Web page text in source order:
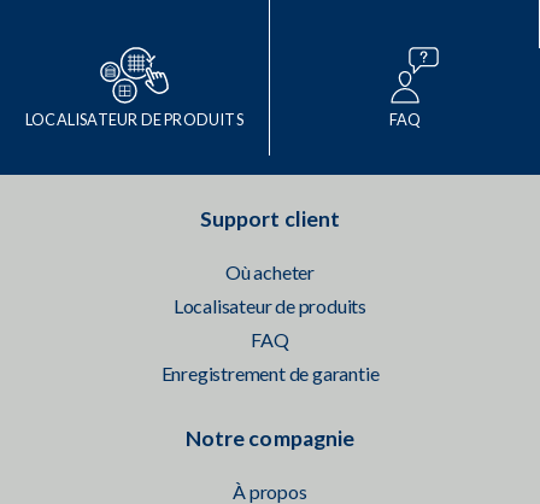
LOCALISATEUR DE PRODUITS FAQ
Support client
Où acheter
Localisateur de produits
FAQ
Enregistrement de garantie
Notre compagnie
À propos